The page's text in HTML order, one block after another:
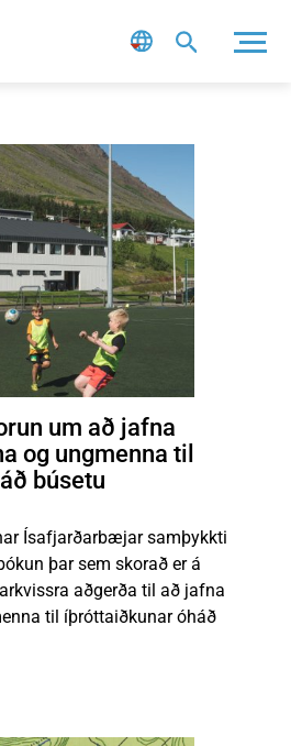
um að jafna
og ungmenna til
búsetu
Ísafjarðarbæjar samþykkti
þar sem skorað er á
aðgerða til að jafna
til íþróttaiðkunar óháð
ÁSKORUN UM AÐ JAFNA